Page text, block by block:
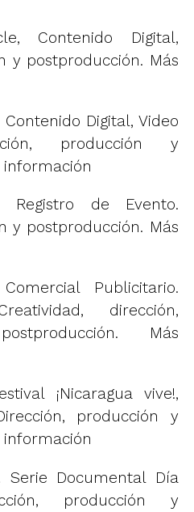
Contenido Digital,
y postproducción. Más
Contenido Digital, Video
producción y
información
Registro de Evento.
y postproducción. Más
Publicitario.
dirección,
Más
¡Nicaragua vive!,
producción y
información
Serie Documental Día
producción y